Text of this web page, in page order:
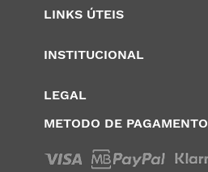
LINKS ÚTEIS
INSTITUCIONAL
LEGAL
METODO DE PAGAMENTO